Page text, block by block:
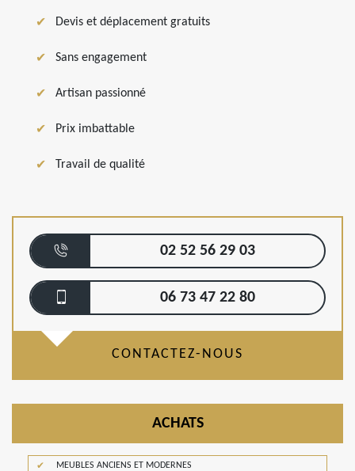
Devis et déplacement gratuits
Sans engagement
Artisan passionné
Prix imbattable
Travail de qualité
02 52 56 29 03
06 73 47 22 80
CONTACTEZ-NOUS
ACHATS
MEUBLES ANCIENS ET MODERNES